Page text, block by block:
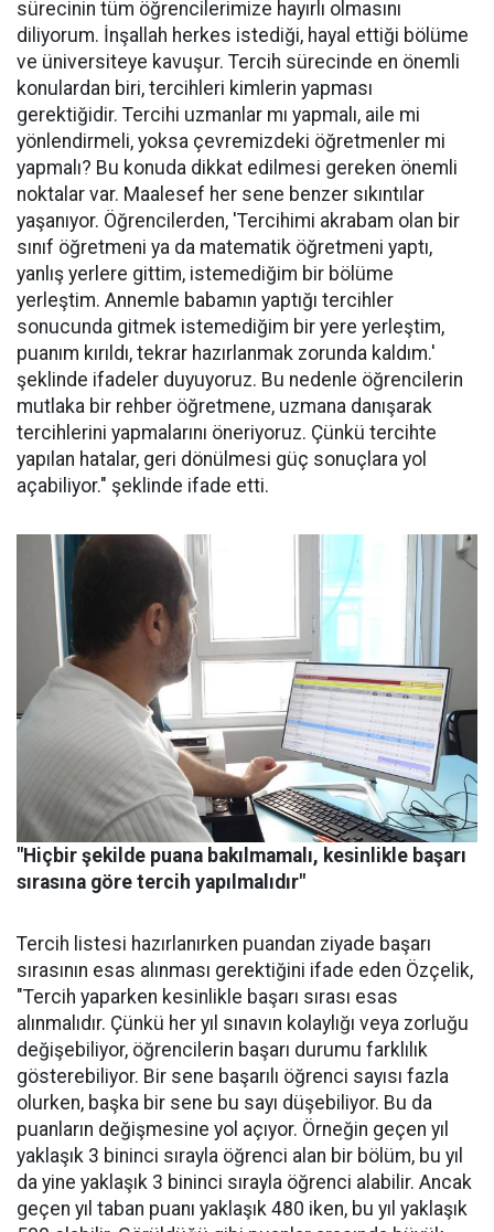
sürecinin tüm öğrencilerimize hayırlı olmasını
diliyorum. İnşallah herkes istediği, hayal ettiği bölüme
ve üniversiteye kavuşur. Tercih sürecinde en önemli
konulardan biri, tercihleri kimlerin yapması
gerektiğidir. Tercihi uzmanlar mı yapmalı, aile mi
yönlendirmeli, yoksa çevremizdeki öğretmenler mi
yapmalı? Bu konuda dikkat edilmesi gereken önemli
noktalar var. Maalesef her sene benzer sıkıntılar
yaşanıyor. Öğrencilerden, 'Tercihimi akrabam olan bir
sınıf öğretmeni ya da matematik öğretmeni yaptı,
yanlış yerlere gittim, istemediğim bir bölüme
yerleştim. Annemle babamın yaptığı tercihler
sonucunda gitmek istemediğim bir yere yerleştim,
puanım kırıldı, tekrar hazırlanmak zorunda kaldım.'
şeklinde ifadeler duyuyoruz. Bu nedenle öğrencilerin
mutlaka bir rehber öğretmene, uzmana danışarak
tercihlerini yapmalarını öneriyoruz. Çünkü tercihte
yapılan hatalar, geri dönülmesi güç sonuçlara yol
açabiliyor." şeklinde ifade etti.
"Hiçbir şekilde puana bakılmamalı, kesinlikle başarı
sırasına göre tercih yapılmalıdır"
Tercih listesi hazırlanırken puandan ziyade başarı
sırasının esas alınması gerektiğini ifade eden Özçelik,
"Tercih yaparken kesinlikle başarı sırası esas
alınmalıdır. Çünkü her yıl sınavın kolaylığı veya zorluğu
değişebiliyor, öğrencilerin başarı durumu farklılık
gösterebiliyor. Bir sene başarılı öğrenci sayısı fazla
olurken, başka bir sene bu sayı düşebiliyor. Bu da
puanların değişmesine yol açıyor. Örneğin geçen yıl
yaklaşık 3 bininci sırayla öğrenci alan bir bölüm, bu yıl
da yine yaklaşık 3 bininci sırayla öğrenci alabilir. Ancak
geçen yıl taban puanı yaklaşık 480 iken, bu yıl yaklaşık